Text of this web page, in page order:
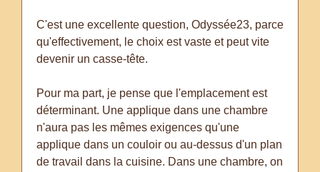
C'est une excellente question, Odyssée23, parce
qu'effectivement, le choix est vaste et peut vite
devenir un casse-tête.
Pour ma part, je pense que l'emplacement est
déterminant. Une applique dans une chambre
n'aura pas les mêmes exigences qu'une
applique dans un couloir ou au-dessus d'un plan
de travail dans la cuisine. Dans une chambre, on